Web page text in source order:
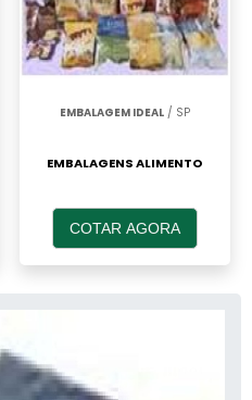
EMBALAGEM IDEAL / SP
EMBALAGENS ALIMENTO
COTAR AGORA